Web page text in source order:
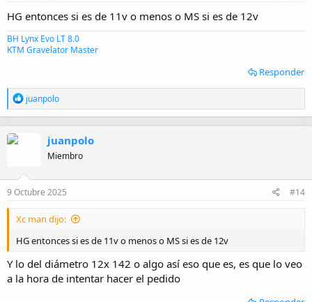
HG entonces si es de 11v o menos o MS si es de 12v
BH Lynx Evo LT 8.0
KTM Gravelator Master
Responder
R
e
a
n
e
s
juanpolo
juanpolo
Miembro
9 Octubre 2025 #14
Xc man dijo:
HG entonces si es de 11v o menos o MS si es de 12v
Y lo del diámetro 12x 142 o algo así eso que es, es que lo veo
a la hora de intentar hacer el pedido